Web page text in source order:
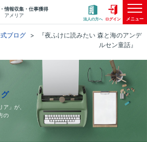
情報収集・仕事獲得
アメリア
法人の方へ ログイン メニュー
ブログ
『夜ふけに読みたい 森と海のアンデ
ルセン童話』
」が、
の